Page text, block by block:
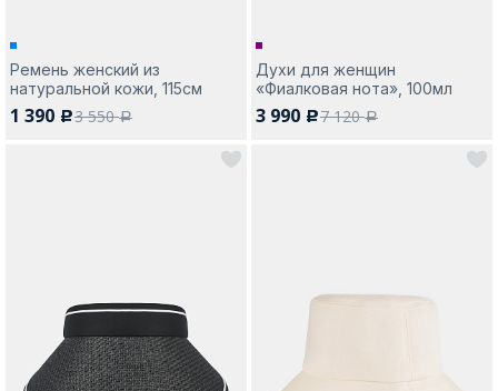
Ремень женский из
натуральной кожи, 115см
1 390 c3 550a
Духи для женщин
«Фиалковая нота», 100мл
3 990 c7 120a